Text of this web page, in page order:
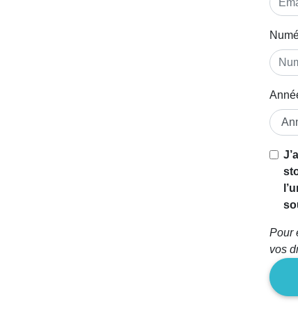
Si
êtes
être
ce
Pour
vos